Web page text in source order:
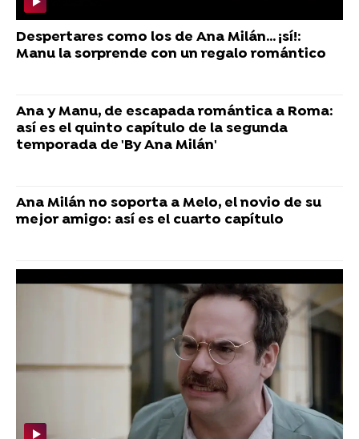
Despertares como los de Ana Milán... ¡sí!:
Manu la sorprende con un regalo romántico
Ana y Manu, de escapada romántica a Roma:
así es el quinto capítulo de la segunda
temporada de 'By Ana Milán'
Ana Milán no soporta a Melo, el novio de su
mejor amigo: así es el cuarto capítulo